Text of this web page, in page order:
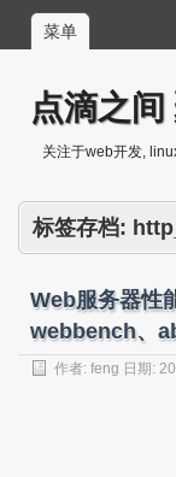
菜单
点滴之
关注于web开发,
标签存档:
Web服务器性
webbench、
作者: feng 日期: